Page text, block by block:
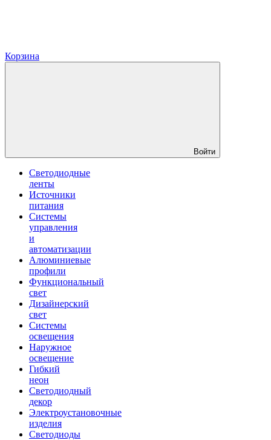
Корзина
Войти
Светодиодные
ленты
Источники
питания
Системы
управления
и
автоматизации
Алюминиевые
профили
Функциональный
свет
Дизайнерский
свет
Системы
освещения
Наружное
освещение
Гибкий
неон
Светодиодный
декор
Электроустановочные
изделия
Светодиоды